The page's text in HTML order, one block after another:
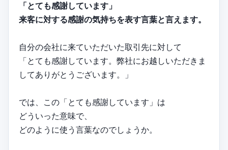
「とても感謝しています」
来客に対する感謝の気持ちを表す言葉と言えます。
自分の会社に来ていただいた取引先に対して
「とても感謝しています。弊社にお越しいただきま
してありがとうございます。」
では、この「とても感謝しています」は
どういった意味で、
どのように使う言葉なのでしょうか。